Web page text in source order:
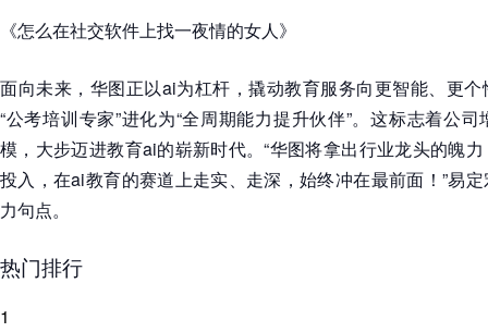
《怎么在社交软件上找一夜情的女人》
面向未来，华图正以ai为杠杆，撬动教育服务向更智能、更
“公考培训专家”进化为“全周期能力提升伙伴”。这标志着公
模，大步迈进教育ai的崭新时代。“华图将拿出行业龙头的魄
投入，在ai教育的赛道上走实、走深，始终冲在最前面！”易
力句点。
热门排行
1